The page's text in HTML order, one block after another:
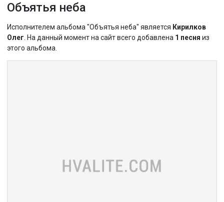
Объятья неба
Исполнителем альбома "Объятья неба" является Кирилков
Олег . На данный момент на сайт всего добавлена 1 песня из
этого альбома.